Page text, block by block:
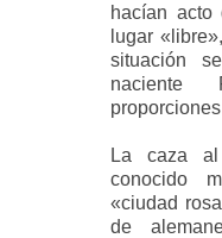
hacían acto
lugar
situación
naciente
La caza al
conocido
«ciudad
de